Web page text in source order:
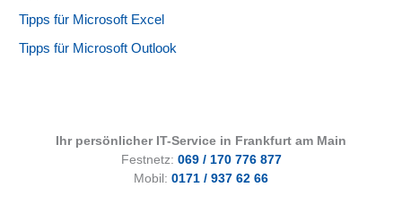
Tipps für Microsoft Excel
Tipps für Microsoft Outlook
Ihr persönlicher IT-Service in Frankfurt am Main
Festnetz: 069 / 170 776 877
Mobil: 0171 / 937 62 66